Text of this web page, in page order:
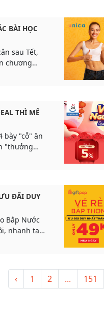
BÀI HỌC
sau Tết,
chương
trị khóa
THÌ MÊ
bày "cỗ" ăn
"thưởng
món giá
ĐÃI DUY
Bắp Nước
nhanh tay,
‹ 1 2 ... 151